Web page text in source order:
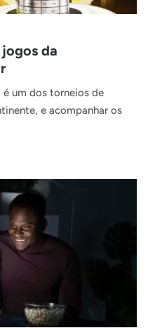
da
um dos torneios de
e acompanhar os